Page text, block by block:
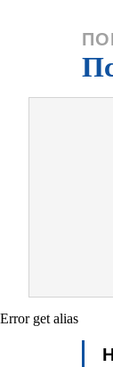
Error get alias